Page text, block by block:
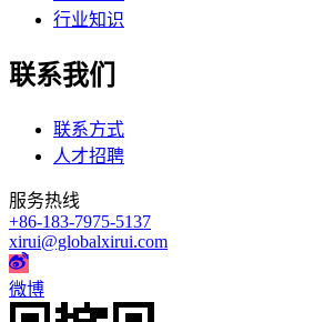
行业知识
联系我们
联系方式
人才招聘
服务热线
+86-183-7975-5137
xirui@globalxirui.com
微博